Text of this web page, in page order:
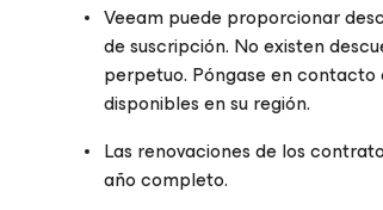
Veeam puede proporcionar
de suscripción. No existen
perpetuo. Póngase en contacto
disponibles en su región.
Las renovaciones de los
año completo.